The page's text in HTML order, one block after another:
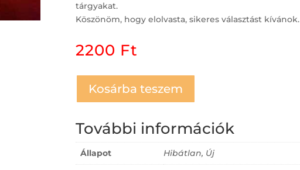
tárgyakat.
Köszönöm, hogy elolvasta, sikeres választást kívánok.
2200 Ft
Kosárba teszem
További információk
Állapot Hibátlan, Új